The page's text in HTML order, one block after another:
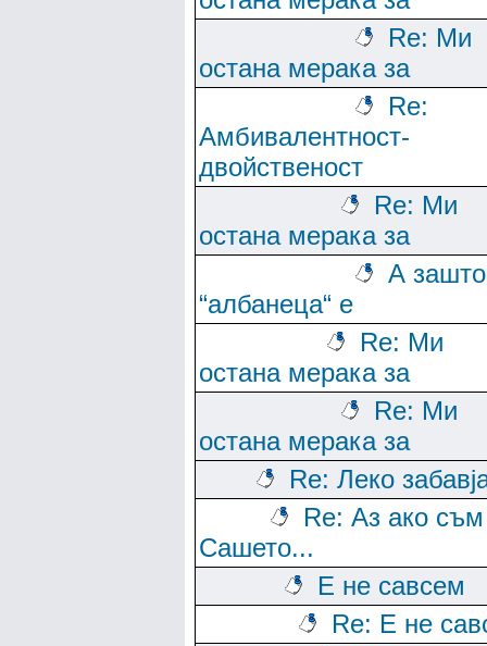
Re: Ми
остана мерака за
Re:
Амбивалентност-
двойственост
Re: Ми
остана мерака за
А зашто
“албанеца“ е
Re: Ми
остана мерака за
Re: Ми
остана мерака за
Re: Леко
Re: Аз ако
Сашето...
Е не савсем
Re: Е не